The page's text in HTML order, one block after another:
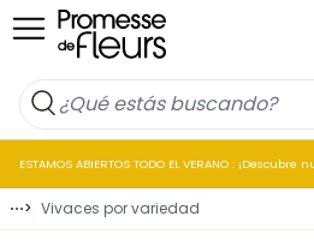
Ir al contenido
ESTAMOS ABIERTOS TODO EL VERANO :
⋯> Vivaces por variedad